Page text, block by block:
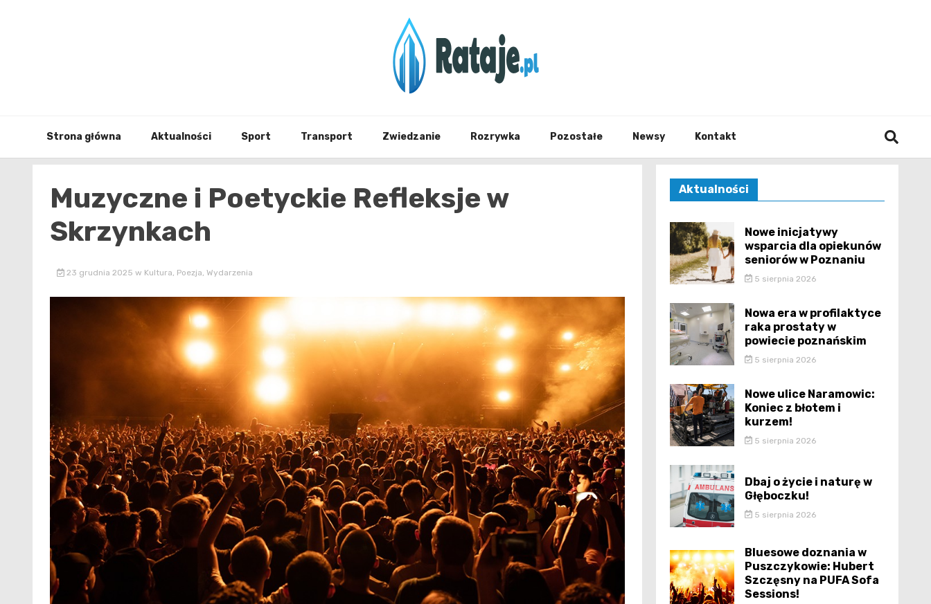
Rataje.pl
Strona główna Aktualności Sport Transport Zwiedzanie Rozrywka Pozostałe Newsy Kontakt
Muzyczne i Poetyckie Refleksje w
Skrzynkach
23 grudnia 2025 w Kultura, Poezja, Wydarzenia
Aktualności
Nowe inicjatywy
wsparcia dla opiekunów
seniorów w Poznaniu
5 sierpnia 2026
Nowa era w profilaktyce
raka prostaty w
powiecie poznańskim
5 sierpnia 2026
Nowe ulice Naramowic:
Koniec z błotem i
kurzem!
5 sierpnia 2026
Dbaj o życie i naturę w
Głęboczku!
5 sierpnia 2026
Bluesowe doznania w
Puszczykowie: Hubert
Szczęsny na PUFA Sofa
Sessions!